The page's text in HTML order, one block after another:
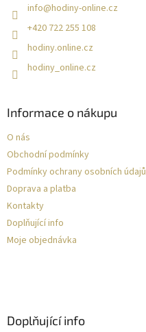
info@hodiny-online.cz
+420 722 255 108
hodiny.online.cz
hodiny_online.cz
Informace o nákupu
O nás
Obchodní podmínky
Podmínky ochrany osobních údajů
Doprava a platba
Kontakty
Doplňující info
Moje objednávka
Doplňující info